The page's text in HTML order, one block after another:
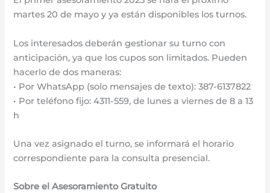
martes 20 de mayo y ya están disponibles los turnos.
Los interesados deberán gestionar su turno con
anticipación, ya que los cupos son limitados. Pueden
hacerlo de dos maneras:
• Por WhatsApp (solo mensajes de texto): 387-6137822
• Por teléfono fijo: 4311-559, de lunes a viernes de 8 a 13
h
Una vez asignado el turno, se informará el horario
correspondiente para la consulta presencial.
Sobre el Asesoramiento Gratuito